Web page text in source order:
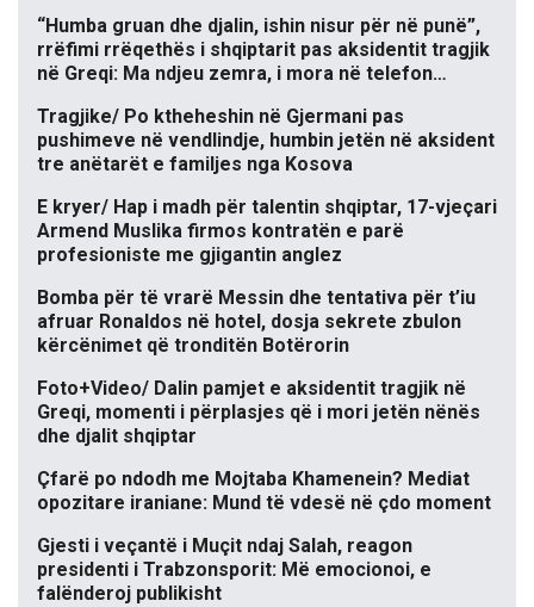
“Humba gruan dhe djalin, ishin nisur për në punë”,
rrëfimi rrëqethës i shqiptarit pas aksidentit tragjik
në Greqi: Ma ndjeu zemra, i mora në telefon…
Tragjike/ Po ktheheshin në Gjermani pas
pushimeve në vendlindje, humbin jetën në aksident
tre anëtarët e familjes nga Kosova
E kryer/ Hap i madh për talentin shqiptar, 17-vjeçari
Armend Muslika firmos kontratën e parë
profesioniste me gjigantin anglez
Bomba për të vrarë Messin dhe tentativa për t’iu
afruar Ronaldos në hotel, dosja sekrete zbulon
kërcënimet që tronditën Botërorin
Foto+Video/ Dalin pamjet e aksidentit tragjik në
Greqi, momenti i përplasjes që i mori jetën nënës
dhe djalit shqiptar
Çfarë po ndodh me Mojtaba Khamenein? Mediat
opozitare iraniane: Mund të vdesë në çdo moment
Gjesti i veçantë i Muçit ndaj Salah, reagon
presidenti i Trabzonsporit: Më emocionoi, e
falënderoj publikisht